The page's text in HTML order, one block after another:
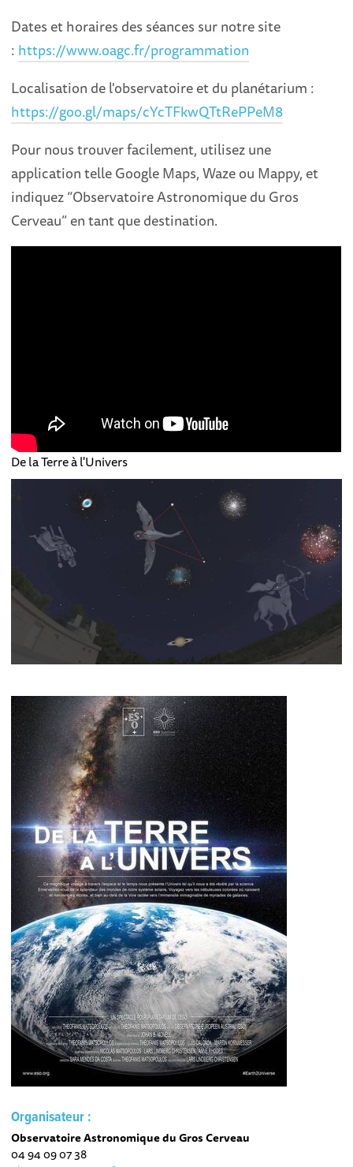
Dates et horaires des séances sur notre site
: https://www.oagc.fr/programmation
Localisation de l'observatoire et du planétarium :
https://goo.gl/maps/cYcTFkwQTtRePPeM8
Pour nous trouver facilement, utilisez une
application telle Google Maps, Waze ou Mappy, et
indiquez “Observatoire Astronomique du Gros
Cerveau” en tant que destination.
De la Terre à l'Univers
Organisateur :
Observatoire Astronomique du Gros Cerveau
04 94 09 07 38